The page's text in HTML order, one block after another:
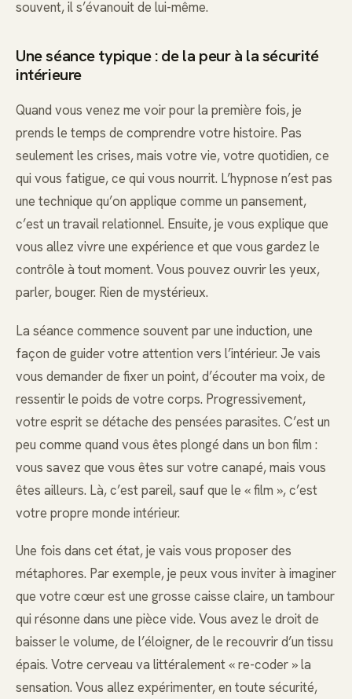
souvent, il s’évanouit de lui-même.
Une séance typique : de la peur à la sécurité
intérieure
Quand vous venez me voir pour la première fois, je
prends le temps de comprendre votre histoire. Pas
seulement les crises, mais votre vie, votre quotidien, ce
qui vous fatigue, ce qui vous nourrit. L’hypnose n’est pas
une technique qu’on applique comme un pansement,
c’est un travail relationnel. Ensuite, je vous explique que
vous allez vivre une expérience et que vous gardez le
contrôle à tout moment. Vous pouvez ouvrir les yeux,
parler, bouger. Rien de mystérieux.
La séance commence souvent par une induction, une
façon de guider votre attention vers l’intérieur. Je vais
vous demander de fixer un point, d’écouter ma voix, de
ressentir le poids de votre corps. Progressivement,
votre esprit se détache des pensées parasites. C’est un
peu comme quand vous êtes plongé dans un bon film :
vous savez que vous êtes sur votre canapé, mais vous
êtes ailleurs. Là, c’est pareil, sauf que le « film », c’est
votre propre monde intérieur.
Une fois dans cet état, je vais vous proposer des
métaphores. Par exemple, je peux vous inviter à imaginer
que votre cœur est une grosse caisse claire, un tambour
qui résonne dans une pièce vide. Vous avez le droit de
baisser le volume, de l’éloigner, de le recouvrir d’un tissu
épais. Votre cerveau va littéralement « re-coder » la
sensation. Vous allez expérimenter, en toute sécurité,